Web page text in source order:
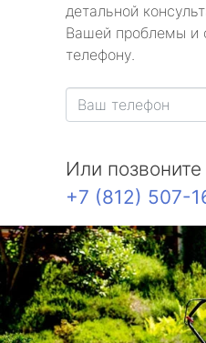
детальной
Вашей проблемы и
телефону.
Или
+7 (812) 507-